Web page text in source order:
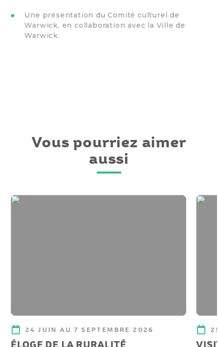
Une présentation du Comité culturel de
Warwick, en collaboration avec la Ville de
Warwick.
Vous pourriez aimer
aussi
24 JUIN AU 7 SEPTEMBRE 2026
ÉLOGE DE LA RURALITÉ